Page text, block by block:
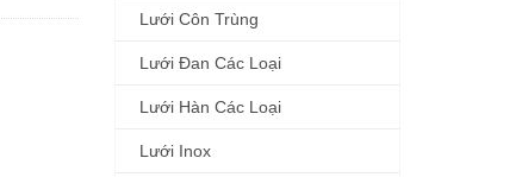
Lưới Côn Trùng
Lưới Đan Các Loại
Lưới Hàn Các Loại
Lưới Inox